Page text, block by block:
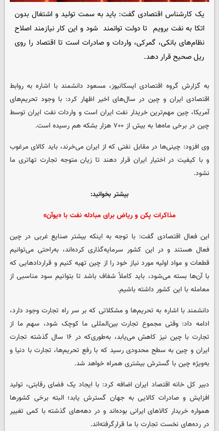
یک کارشناس اقتصادی گفت: باید به سمت تولید و اشتغال بدون
اتکا به نفت برویم تا دولت توانمند شود و این کار نیازمند اصلاح
نظام‌های بانکی، ‌گمرکی، واردات و صادرات است تا اقتصاد را روی
ریل صحیح قرار دهد.
به گزارش گروه اقتصادی ایسکانیوز، مسعود دانشمند با اشاره به روابط
اقتصادی ایران و چین در سال‌های اخیر اظهار کرد: با وجود تحریم‌های
آمریکا، چین مهم‌ترین خریدار نفت ایران است و واردات نفت ایران توسط
چین در برخی ماه‌ها به بیش از ۷۰۰ هزار بشکه هم رسیده است.
وی افزود: چینی‌ها در مقابل نفتی که از ایران می‌خرند، باید کالای مرغوب
و با کیفیت در اختیار ایران قرار دهند تا زیان متوجه تجارت تهاتری ما
نشود.
بیشتر بخوانید:
مذاکرات پکن و ریاض برای مبادله نفت با «یوآن»
این فعال اقتصادی گفت: با توجه به اینکه بیشتر صنایع غربی در چین
فعال هستند و در این کشور سرمایه‌گذاری کرده‌اند، به‌راحتی می‌توانیم
قطعات و مواد اولیه مورد نیاز خود را از چین تهیه کنیم و قراردادهایی که
با آن‌ها بسته می‌شود، باید کاملاً شفاف باشد تا بتوانیم سود مناسبی از
معامله با این کشور داشته باشیم.
دانشمند با اشاره به تحریم‌ها و مشکلاتی که بر سر راه تجارت وجود دارد،
ادامه داد: وقتی مجموع تجارت بین‌المللی ما کوچک شود، سهم ما از
تجارت با چین نیز کاهش می‌یابد، به‌طوری‌که در ۱۶ سال گذشته تجارت
ایران و چین به سطح محدودی رسید که با رفع تحریم‌ها، تجارت با دنیا و
به‌ویژه چین با گسترش بیشتری همراه خواهد شد.
دبیر کل خانه اقتصاد ایران اضافه کرد: با ایجاد یک فضای رقابتی، تولید
افزایش و صادرات کالایی به جهان گسترش یابد؛ البته برخی کشورها
همواره خریدار کالاهای ایرانی بوده‌اند و در دهه‌های گذشته با کمی تغییر
در رده‌های نخست تجارت با ما قرارگرفته‌اند.